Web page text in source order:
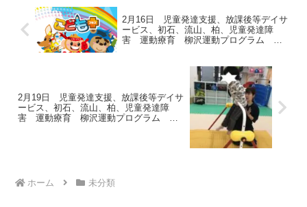
2月16日 児童発達支援、放課後等デイサ
ービス、初石、流山、柏、児童発達障
害 運動療育 柳沢運動プログラム こ
2月19日 児童発達支援、放課後等デイサ
ービス、初石、流山、柏、児童発達障
害 運動療育 柳沢運動プログラム こ
ホーム 未分類